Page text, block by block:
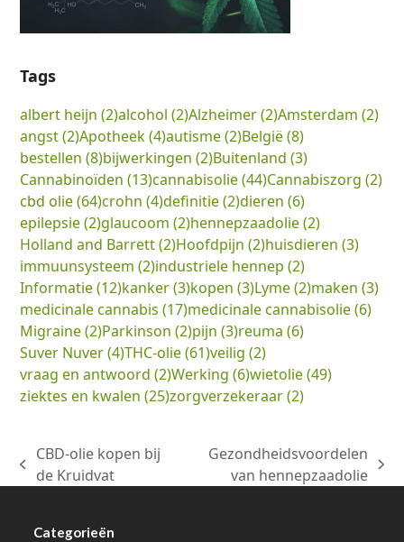
Tags
albert heijn (2)alcohol (2)Alzheimer(2)Amsterdam (2)
angst(2)Apotheek(4)autisme(2)België(8)
bestellen (8)bijwerkingen (2)Buitenland (3)
Cannabinoïden (13)cannabisolie(44)Cannabiszorg (2)
cbd olie(64)crohn (4)definitie(2)dieren (6)
epilepsie(2)glaucoom (2)hennepzaadolie(2)
Holland and Barrett(2)Hoofdpijn (2)huisdieren (3)
immuunsysteem (2)industriele hennep (2)
Informatie(12)kanker(3)kopen (3)Lyme(2)maken (3)
medicinale cannabis (17)medicinale cannabisolie(6)
Migraine(2)Parkinson (2)pijn (3)reuma (6)
Suver Nuver(4)THC-olie(61)veilig (2)
vraag en antwoord (2)Werking (6)wietolie(49)
ziektes en kwalen (25)zorgverzekeraar(2)
previous
CBD-olie kopen bij
de Kruidvat
Gezondheidsvoordelen
van hennepzaadolie
Categorieën